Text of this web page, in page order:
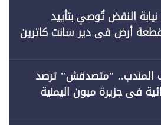
النقض تُوصي بتأييد
الدولة 29 قطعة أرض في دير سانت كاترين
(1)
المندب.. "متصدقش" ترصد
في جزيرة ميون اليمنية